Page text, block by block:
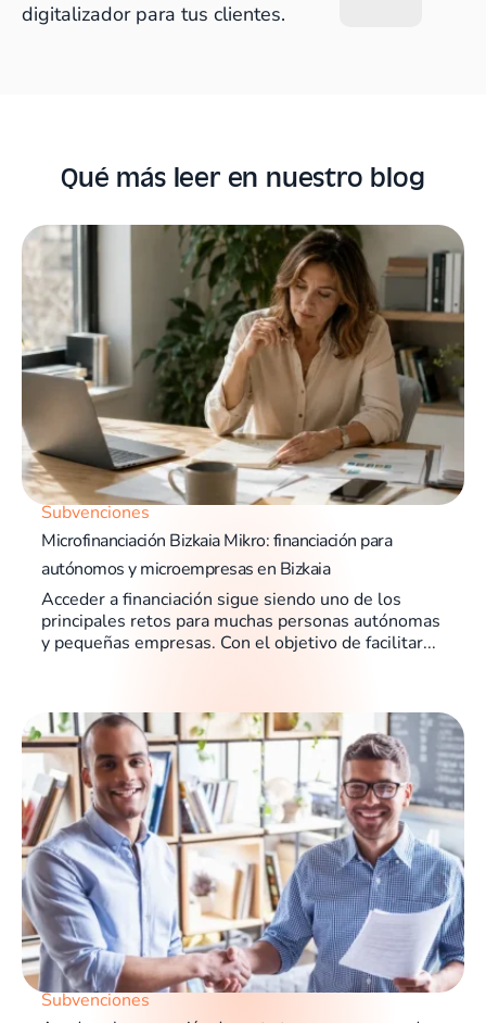
digitalizador para tus clientes.
Qué más leer en nuestro blog
Subvenciones
Microfinanciación Bizkaia Mikro: financiación para
autónomos y microempresas en Bizkaia
Acceder a financiación sigue siendo uno de los
principales retos para muchas personas autónomas
y pequeñas empresas. Con el objetivo de facilitar...
Subvenciones